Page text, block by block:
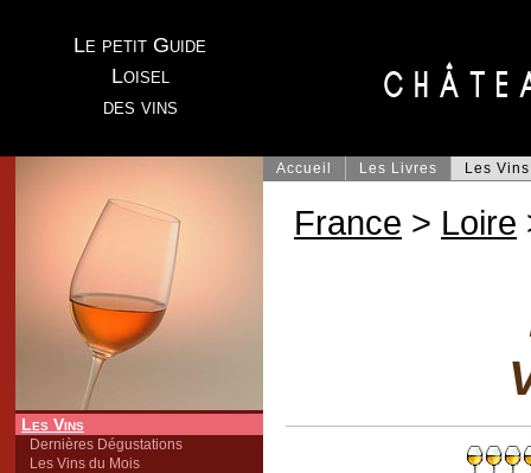
Le petit Guide
Loisel
des vins
Les Vins
Dernières Dégustations
Les Vins du Mois
Accueil Les Livres Les Vins
France > Loire